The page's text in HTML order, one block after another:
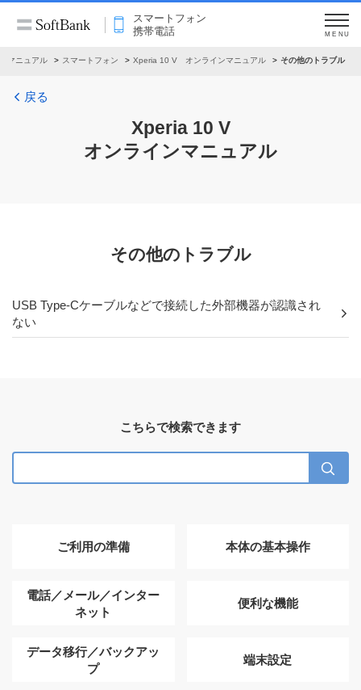
スマートフォン
携帯電話
MENU
マニュアル スマートフォン Xperia 10 V オンラインマニュアル その他のトラブル
戻る
Xperia 10 V
オンラインマニュアル
その他のトラブル
USB Type-Cケーブルなどで接続した外部機器が認識され
ない
こちらで検索できます
ご利用の準備 本体の基本操作
電話／メール／インター
ネット
便利な機能
データ移行／バックアッ
プ
端末設定